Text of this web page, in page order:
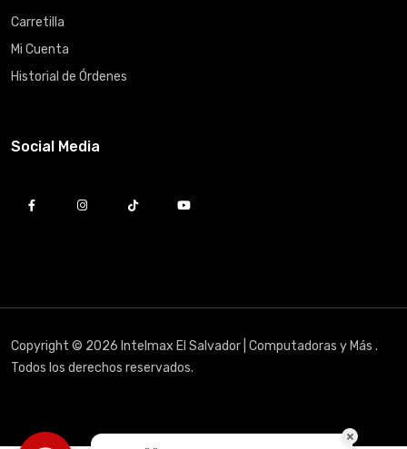
Carretilla
Mi Cuenta
Historial de Órdenes
Social Media
Copyright © 2026 Intelmax El Salvador | Computadoras y Más .
Todos los derechos reservados.